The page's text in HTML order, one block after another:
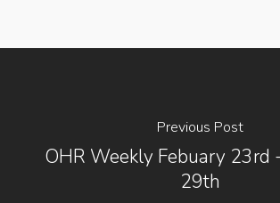
Previous Post
OHR Weekly Febuary 23rd
29th